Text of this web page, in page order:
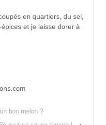
en quartiers, du sel,
et je laisse dorer à
bon melon ?